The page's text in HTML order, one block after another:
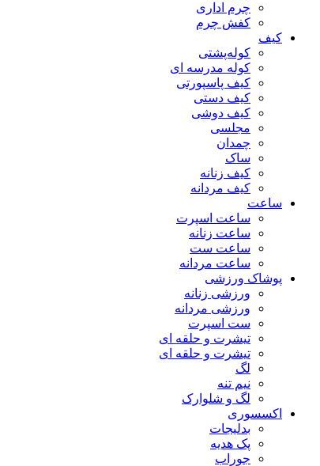
چرم اداری
کفش چرم
کیف
کوله‌پشتی
کوله مدرسه ای
کیف پاسپورتی
کیف دستی
کیف دوشی
مجلسی
چمدان
ساک
کیف زنانه
کیف مردانه
ساعت
ساعت اسپرت
ساعت زنانه
ساعت ست
ساعت مردانه
پوشاک ورزشی
ورزشی زنانه
ورزشی مردانه
ست اسپرت
تیشرت و حلقه ای
تیشرت و حلقه ای
لگ
نیم تنه
لگ و شلوارک
اکسسوری
بدلیجات
پک هدیه
جوراب